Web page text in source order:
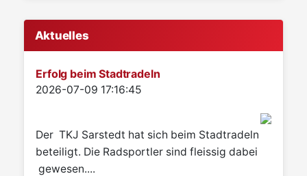
Aktuelles
Erfolg beim Stadtradeln
Details
2026-07-09 17:16:45
Der TKJ Sarstedt hat sich beim Stadtradeln
beteiligt. Die Radsportler sind fleissig dabei
gewesen....